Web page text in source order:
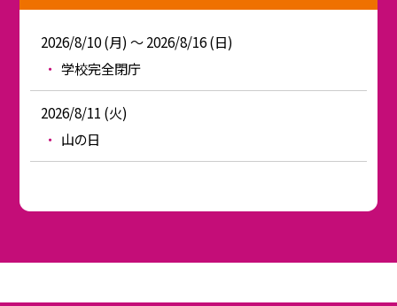
2026/8/10 (月) ～ 2026/8/16 (日)
学校完全閉庁
2026/8/11 (火)
山の日